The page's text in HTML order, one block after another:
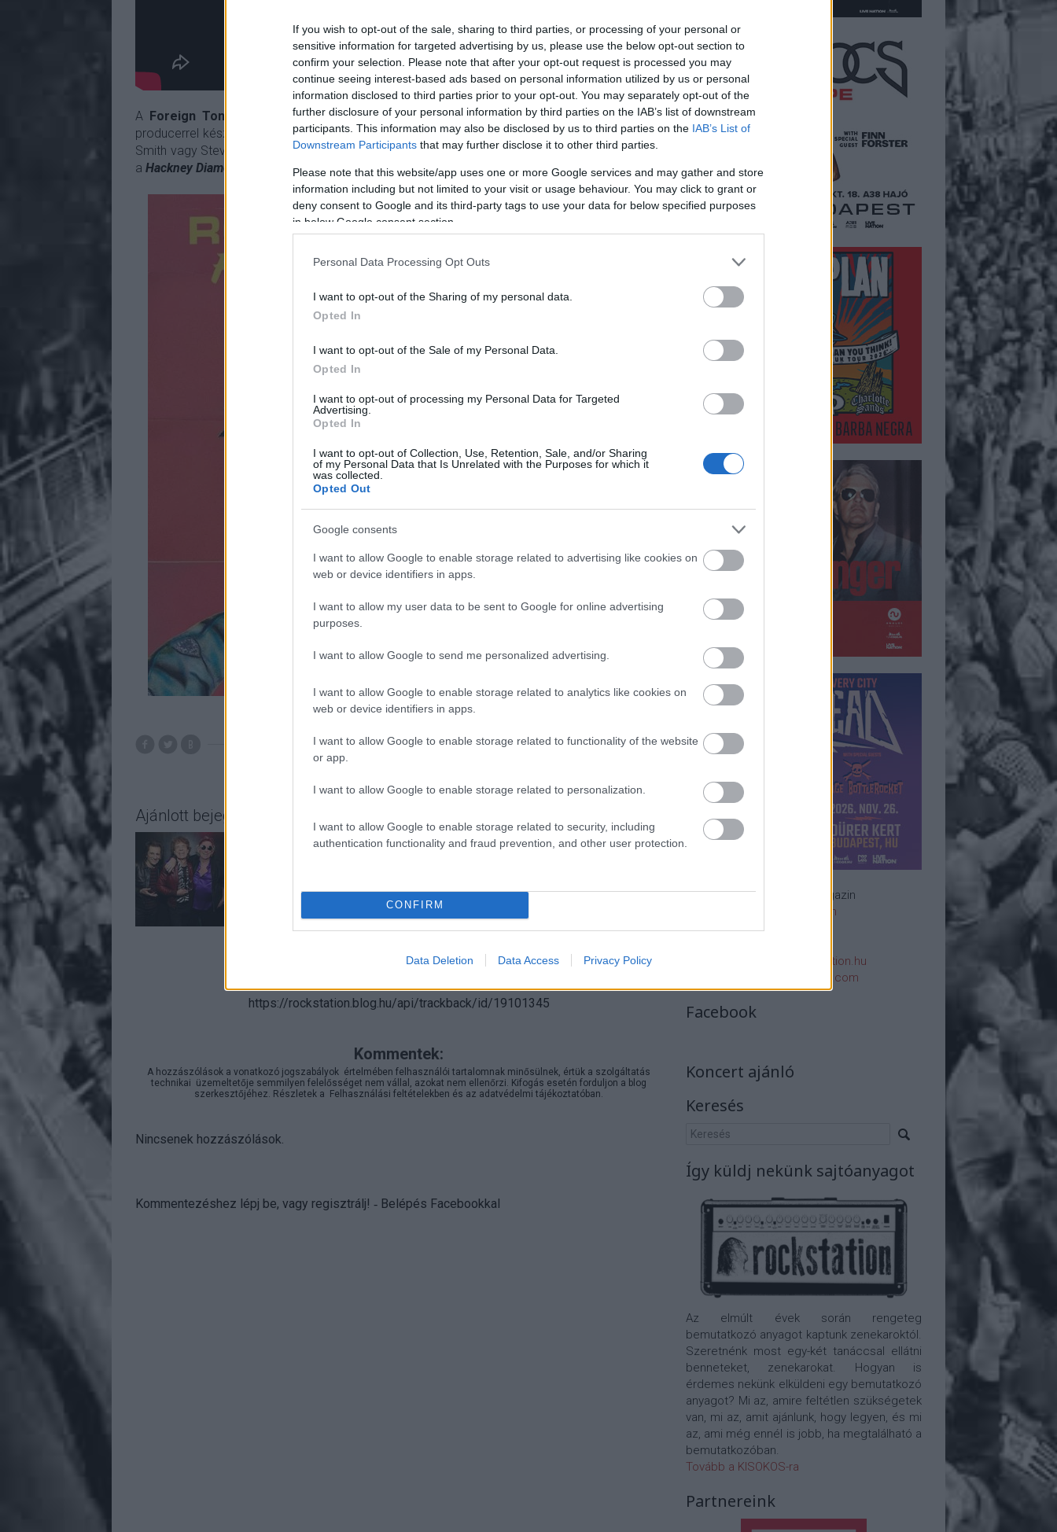
If you wish to opt-out of the sale, sharing to third parties, or processing of your personal or
sensitive information for targeted advertising by us, please use the below opt-out section to
confirm your selection. Please note that after your opt-out request is processed you may
continue seeing interest-based ads based on personal information utilized by us or personal
information disclosed to third parties prior to your opt-out. You may separately opt-out of the
further disclosure of your personal information by third parties on the IAB’s list of downstream
participants. This information may also be disclosed by us to third parties on the IAB’s List of
Downstream Participants that may further disclose it to other third parties.
Please note that this website/app uses one or more Google services and may gather and store
information including but not limited to your visit or usage behaviour. You may click to grant or
deny consent to Google and its third-party tags to use your data for below specified purposes
in below Google consent section.
Personal Data Processing Opt Outs
I want to opt-out of the Sharing of my personal data.
Opted In
I want to opt-out of the Sale of my Personal Data.
Opted In
I want to opt-out of processing my Personal Data for Targeted
Advertising.
Opted In
I want to opt-out of Collection, Use, Retention, Sale, and/or Sharing
of my Personal Data that Is Unrelated with the Purposes for which it
was collected.
Opted Out
Google consents
I want to allow Google to enable storage related to advertising like cookies on
web or device identifiers in apps.
I want to allow my user data to be sent to Google for online advertising
purposes.
I want to allow Google to send me personalized advertising.
I want to allow Google to enable storage related to analytics like cookies on
web or device identifiers in apps.
I want to allow Google to enable storage related to functionality of the website
or app.
I want to allow Google to enable storage related to personalization.
I want to allow Google to enable storage related to security, including
authentication functionality and fraud prevention, and other user protection.
CONFIRM
Data Deletion Data Access Privacy Policy
A Foreign Tongues a 2023-as Hackney Diamondsfolytatása lesz, és ismét Andrew Watt
producerrel készült. A lemezen olyan vendégek működnek közre, mint Paul McCartney, Robert
Smith vagy Steve Winwood. Néhány dalon a néhai Charlie Watts dobolása is hallható lesz, még
a Hackney Diamonds sessionjeiből megmaradt felvételeknek köszönhetően.
Szólj hozzá!
Ajánlott bejegyzések:
https://rockstation.blog.hu/api/trackback/id/19101345
Kommentek:
A hozzászólások a vonatkozó jogszabályok értelmében felhasználói tartalomnak minősülnek, értük a szolgáltatás
technikai üzemeltetője semmilyen felelősséget nem vállal, azokat nem ellenőrzi. Kifogás esetén forduljon a blog
szerkesztőjéhez. Részletek a
Felhasználási feltételekben és az adatvédelmi tájékoztatóban.
Nincsenek hozzászólások.
Kommentezéshez lépj be, vagy regisztrálj! ‐ Belépés Facebookkal
Rockzenei magazin
Impresszum
rsszerk@rockstation.hu
rsszerk@gmail.com
Facebook
Koncert ajánló
Keresés
Így küldj nekünk sajtóanyagot
Az elmúlt évek során rengeteg
bemutatkozó anyagot kaptunk zenekaroktól.
Szeretnénk most egy-két tanáccsal ellátni
benneteket, zenekarokat. Hogyan is
érdemes nekünk elküldeni egy bemutatkozó
anyagot? Mi az, amire feltétlen szükségetek
van, mi az, amit ajánlunk, hogy legyen, és mi
az, ami még ennél is jobb, ha megtalálható a
bemutatkozóban.
Tovább a KISOKOS-ra
Partnereink